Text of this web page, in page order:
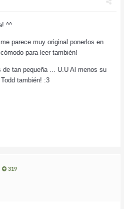
^^
parece muy original ponerlos en
para leer también!
de tan pequeña ... U.U Al menos su
también! :3
319